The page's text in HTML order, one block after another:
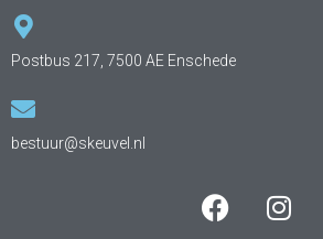
Postbus 217, 7500 AE Enschede
bestuur@skeuvel.nl